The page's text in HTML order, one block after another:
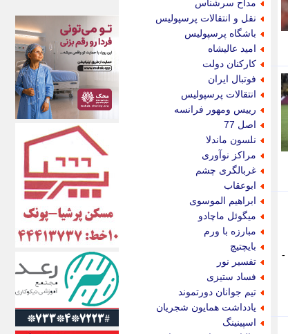
-
مداح سرشناس
نقل و انتقالات پرسپولیس
باشگاه پرسپولیس
امید عالیشاه
کارکنان دولت
فوتبال ایران
انتقالات پرسپولیس
رییس ومهور فرانسه
اصل 77
نلسون ماندلا
مراکز نوآوری
غربالگری چشم
ابوعقاب
ابراهیم الموسوی
میگوئل ماچادو
مبارزه با ورم
بایچتیچ
تفسیر نور
فساد ستیزی
تیم جوانان دورتموند
یادداشت همایون شجریان
اسپینینگ
اکوفارس
اکونگار
اکونیوز
الف
انتشار آنلاین
اندیشه قرن
اندیشه معاصر
اندیشه ها
انرژی پرس
ای استخدام
ایتنا
ایراف
ایران آرت
ایران آنلاین
ایران زندگی
ایران فوری
ایرانی روز
ایرانیتال
ایرنا
ایسکانیوز
ایسنا